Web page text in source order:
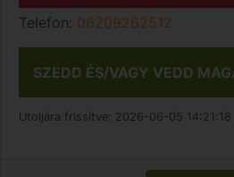
Telefon: 06209262512
SZEDD ÉS/VAGY VEDD
Utoljára frissítve: 2026-06-05 14:21:18